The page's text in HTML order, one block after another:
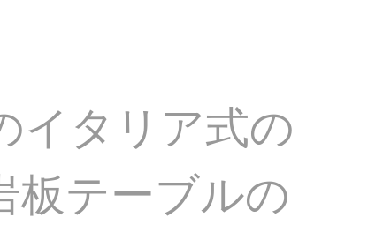
イタリア式の
板テーブルの